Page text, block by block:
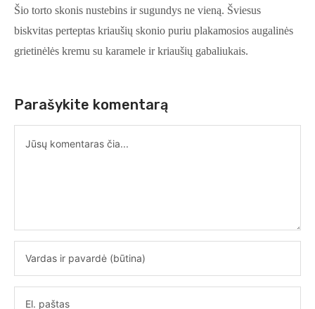
Šio torto skonis nustebins ir sugundys ne vieną. Šviesus
biskvitas perteptas kriaušių skonio puriu plakamosios augalinės
grietinėlės kremu su karamele ir kriaušių gabaliukais.
Parašykite komentarą